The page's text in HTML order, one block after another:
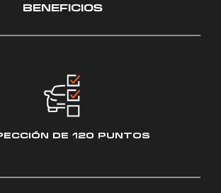
BENEFICIOS
DE 120 PUNTOS